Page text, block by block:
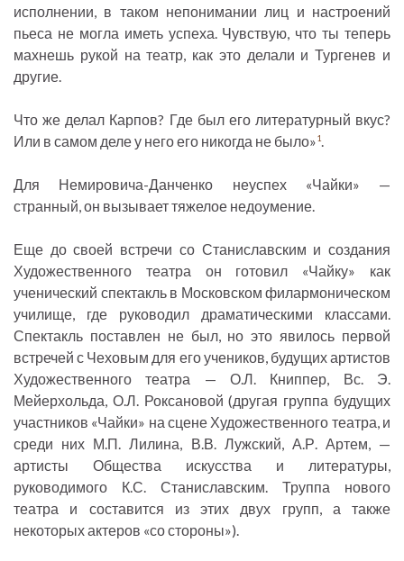
исполнении, в таком непонимании лиц и настроений
пьеса не могла иметь успеха. Чувствую, что ты теперь
махнешь рукой на театр, как это делали и Тургенев и
другие.
Что же делал Карпов? Где был его литературный вкус?
Или в самом деле у него его никогда не было»1.
Для Немировича-Данченко неуспех «Чайки» —
странный, он вызывает тяжелое недоумение.
Еще до своей встречи со Станиславским и создания
Художественного театра он готовил «Чайку» как
ученический спектакль в Московском филармоническом
училище, где руководил драматическими классами.
Спектакль поставлен не был, но это явилось первой
встречей с Чеховым для его учеников, будущих артистов
Художественного театра — О.Л. Книппер, Вс. Э.
Мейерхольда, О.Л. Роксановой (другая группа будущих
участников «Чайки» на сцене Художественного театра, и
среди них М.П. Лилина, В.В. Лужский, А.Р. Артем, —
артисты Общества искусства и литературы,
руководимого К.С. Станиславским. Труппа нового
театра и составится из этих двух групп, а также
некоторых актеров «со стороны»).